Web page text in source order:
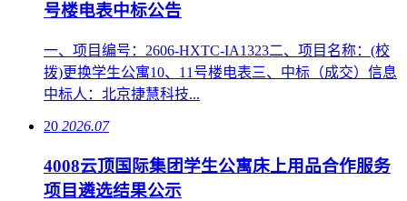
号楼电表中标公告
一、项目编号：2606-HXTC-IA1323二、项目名称：(校
拨)更换学生公寓10、11号楼电表三、中标（成交）信息
中标人：北京捷慧科技...
20 2026.07
4008云顶国际集团学生公寓床上用品合作服务
项目遴选结果公示